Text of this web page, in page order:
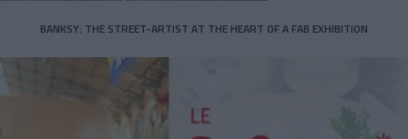
BANKSY: THE STREET-ARTIST AT THE HEART OF A FAB EXHIBITION